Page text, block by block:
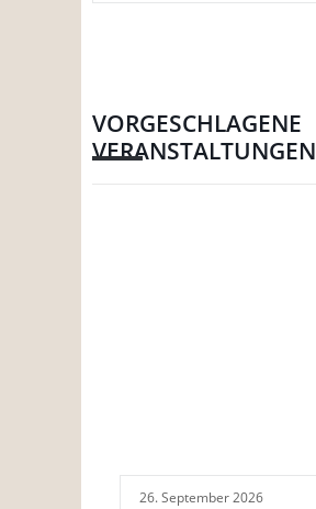
VORGESCHLAGENE
VERANSTALTUNGEN
26. September 2026